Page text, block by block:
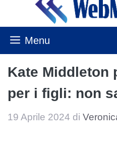
contenuto
Menu
Kate Middleton
per i figli: non
19 Aprile 2024 di